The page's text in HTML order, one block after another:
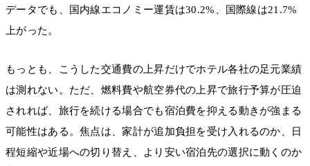
データでも、国内線エコノミー運賃は30.2%、国際線は21.7%
上がった。
もっとも、こうした交通費の上昇だけでホテル各社の足元業績
は測れない。ただ、燃料費や航空券代の上昇で旅行予算が圧迫
されれば、旅行を続ける場合でも宿泊費を抑える動きが強まる
可能性はある。焦点は、家計が追加負担を受け入れるのか、日
程短縮や近場への切り替え、より安い宿泊先の選択に動くのか